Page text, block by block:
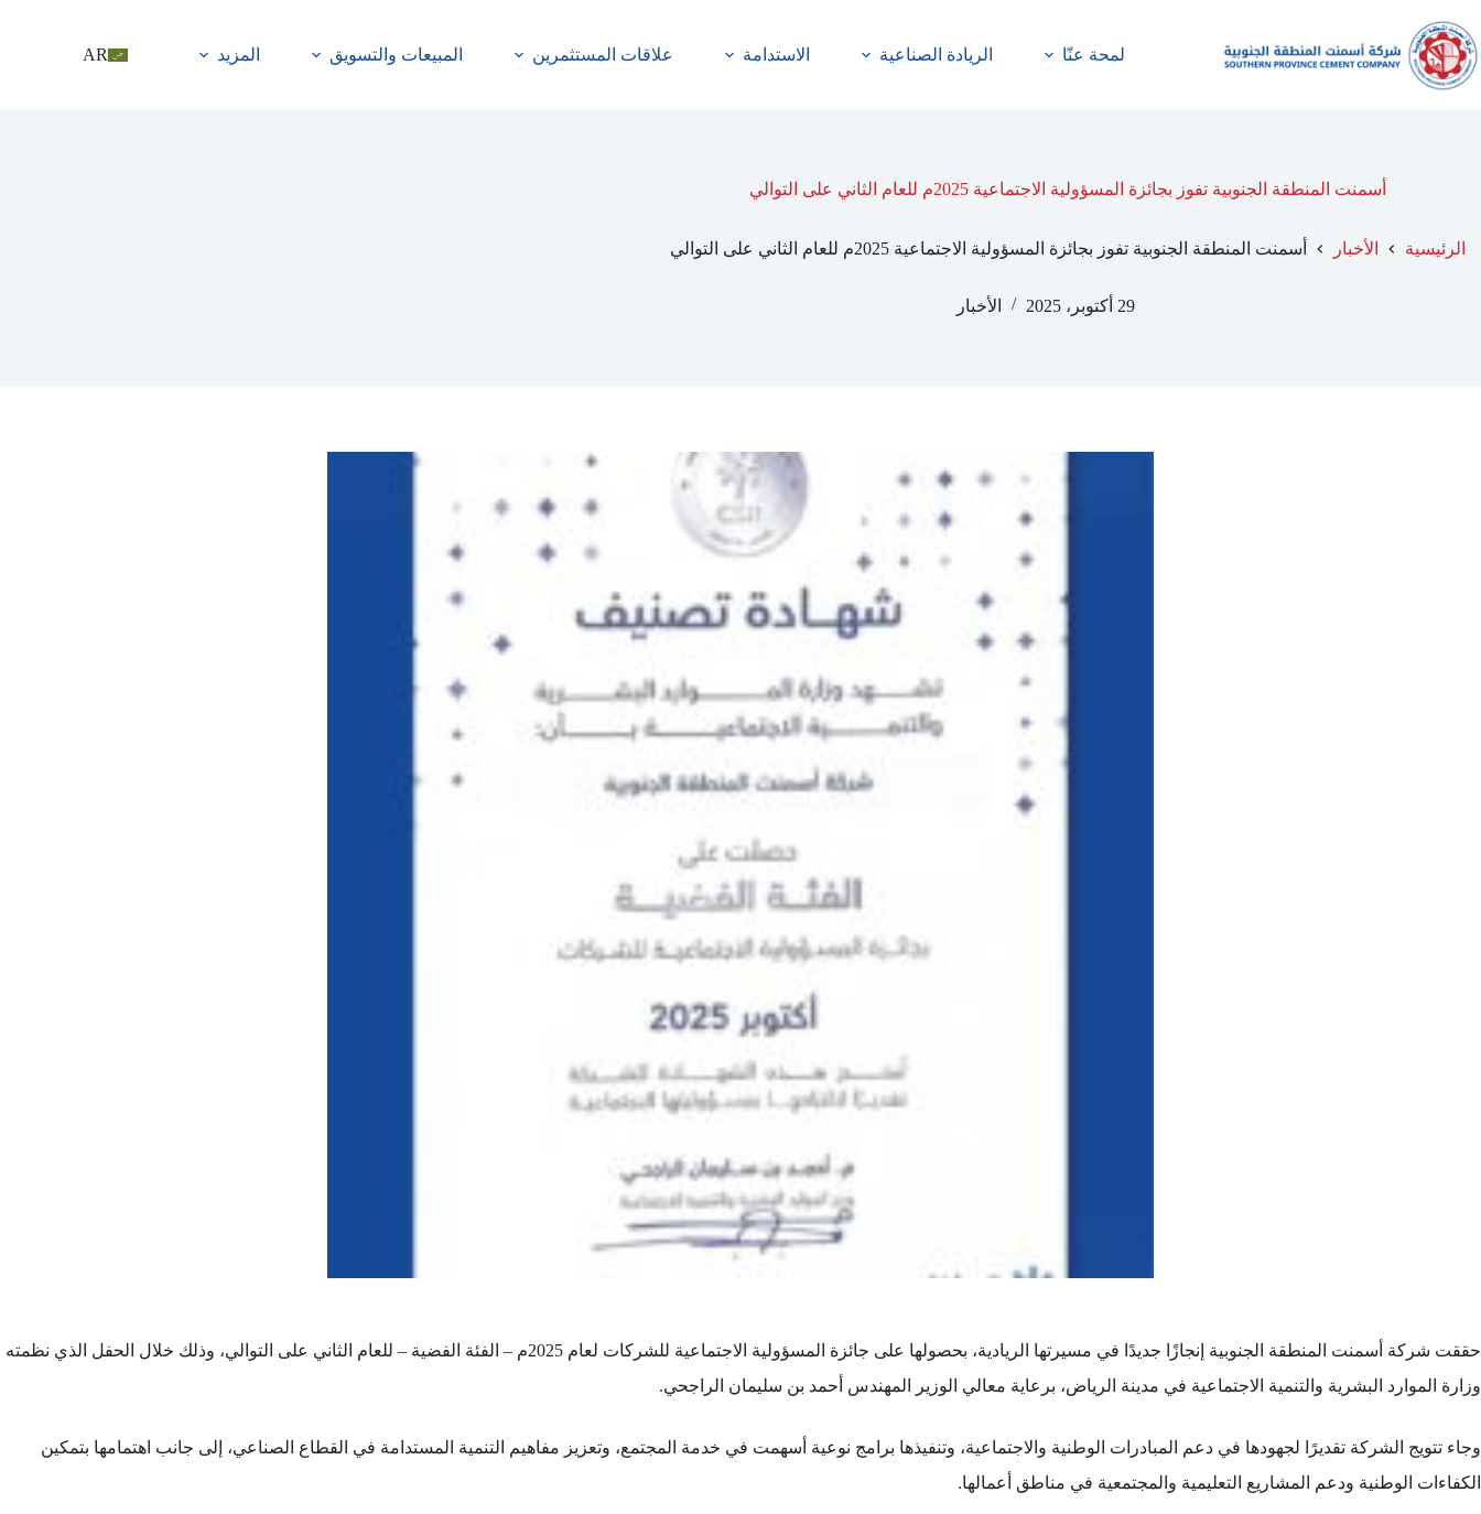
لمحة عنّا الريادة الصناعية الاستدامة علاقات المستثمرين المبيعات والتسويق المزيد AR
أسمنت المنطقة الجنوبية تفوز بجائزة المسؤولية الاجتماعية 2025م للعام الثاني على التوالي
الرئيسية الأخبار أسمنت المنطقة الجنوبية تفوز بجائزة المسؤولية الاجتماعية 2025م للعام الثاني على التوالي
29 أكتوبر، 2025 الأخبار
حققت شركة أسمنت المنطقة الجنوبية إنجازًا جديدًا في مسيرتها الريادية، بحصولها على جائزة المسؤولية الاجتماعية للشركات لعام 2025م – الفئة الفضية – للعام الثاني على التوالي، وذلك خلال الحفل الذي نظمته
وزارة الموارد البشرية والتنمية الاجتماعية في مدينة الرياض، برعاية معالي الوزير المهندس أحمد بن سليمان الراجحي.
وجاء تتويج الشركة تقديرًا لجهودها في دعم المبادرات الوطنية والاجتماعية، وتنفيذها برامج نوعية أسهمت في خدمة المجتمع، وتعزيز مفاهيم التنمية المستدامة في القطاع الصناعي، إلى جانب اهتمامها بتمكين
الكفاءات الوطنية ودعم المشاريع التعليمية والمجتمعية في مناطق أعمالها.